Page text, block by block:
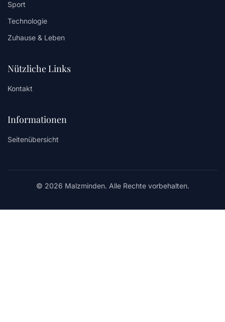
Sport
Technologie
Zuhause & Leben
Nützliche Links
Kontakt
Informationen
Seitenübersicht
© 2026 Malzminden. Alle Rechte vorbehalten.